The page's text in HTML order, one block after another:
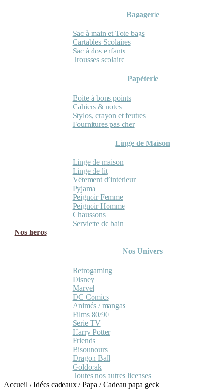
Bagagerie
Sac à main et Tote bags
Cartables Scolaires
Sac à dos enfants
Trousses scolaire
Papèterie
Boite à bons points
Cahiers & notes
Stylos, crayon et feutres
Fournitures pas cher
Linge de Maison
Linge de maison
Linge de lit
Vêtement d’intérieur
Pyjama
Peignoir Femme
Peignoir Homme
Chaussons
Serviette de bain
Nos héros
Nos Univers
Retrogaming
Disney
Marvel
DC Comics
Animés / mangas
Films 80/90
Serie TV
Harry Potter
Friends
Bisounours
Dragon Ball
Goldorak
Toutes nos autres licenses
Accueil /Idées cadeaux /Papa /Cadeau papa geek